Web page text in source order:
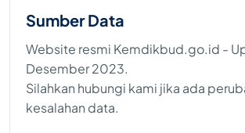
Sumber Data
Website resmi Kemdikbud.go.id -
Desember 2023.
Silahkan hubungi kami jika ada
kesalahan data.